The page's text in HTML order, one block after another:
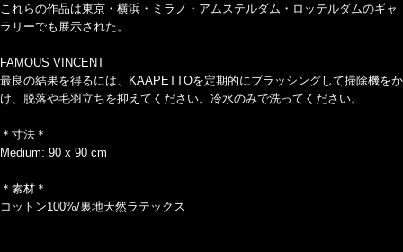
これらの作品は東京・横浜・ミラノ・アムステルダム・ロッテルダムのギャ
ラリーでも展示された。
FAMOUS VINCENT
最良の結果を得るには、KAAPETTOを定期的にブラッシングして掃除機をか
け、脱落や毛羽立ちを抑えてください。冷水のみで洗ってください。
＊寸法＊
Medium: 90 x 90 cm
＊素材＊
コットン100%/裏地天然ラテックス